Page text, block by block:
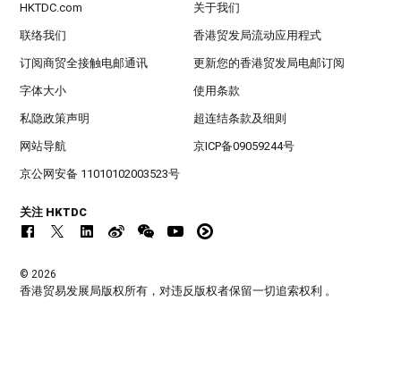
HKTDC.com 关于我们
联络我们 香港贸发局流动应用程式
订阅商贸全接触电邮通讯 更新您的香港贸发局电邮订阅
字体大小 使用条款
私隐政策声明 超连结条款及细则
网站导航 京ICP备09059244号
京公网安备 11010102003523号
关注 HKTDC
© 2026
香港贸易发展局版权所有，对违反版权者保留一切追索权利 。